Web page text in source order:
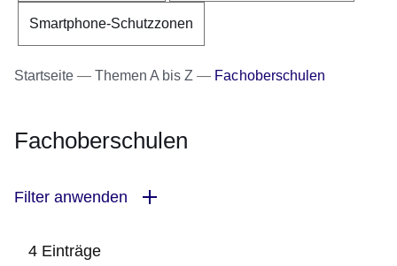
Smartphone-Schutzzonen
Startseite Themen A bis Z Fachoberschulen
Fachoberschulen
Filter anwenden
4 Einträge